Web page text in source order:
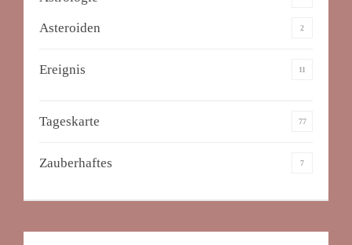
Asteroiden 2
Ereignis 11
Tageskarte 77
Zauberhaftes 7